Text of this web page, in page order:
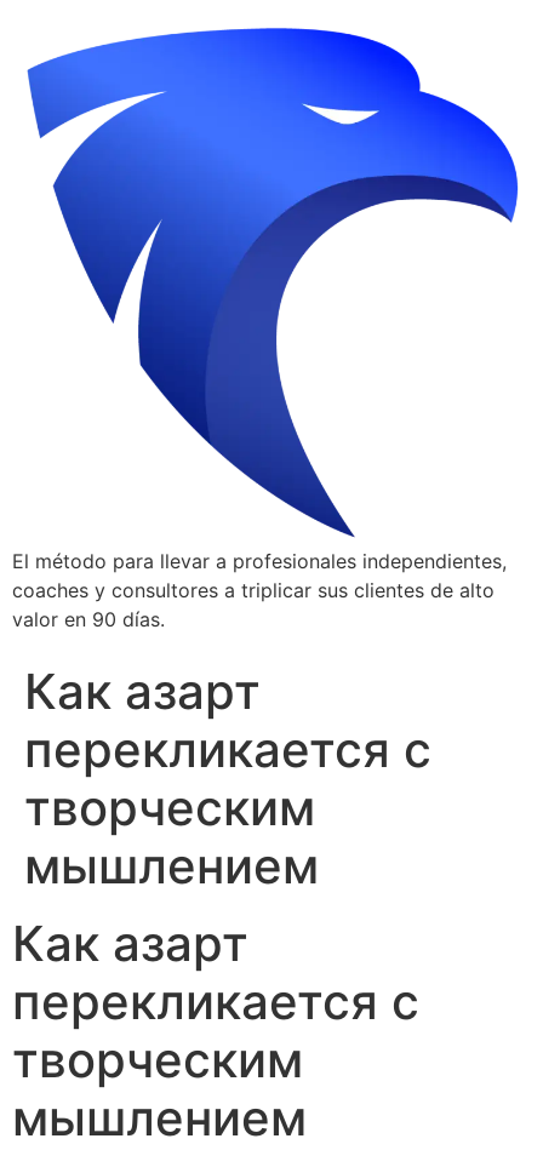
El método para llevar a profesionales independientes,
coaches y consultores a triplicar sus clientes de alto
valor en 90 días.
Как азарт
перекликается с
творческим
мышлением
Как азарт
перекликается с
творческим
мышлением